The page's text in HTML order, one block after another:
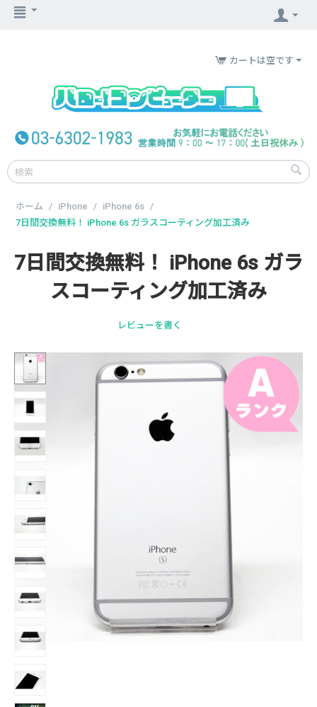
カートは空です
ホーム / iPhone / iPhone 6s /
7日間交換無料！ iPhone 6s ガラスコーティング加工済み
7日間交換無料！ iPhone 6s ガラ
スコーティング加工済み
レビューを書く